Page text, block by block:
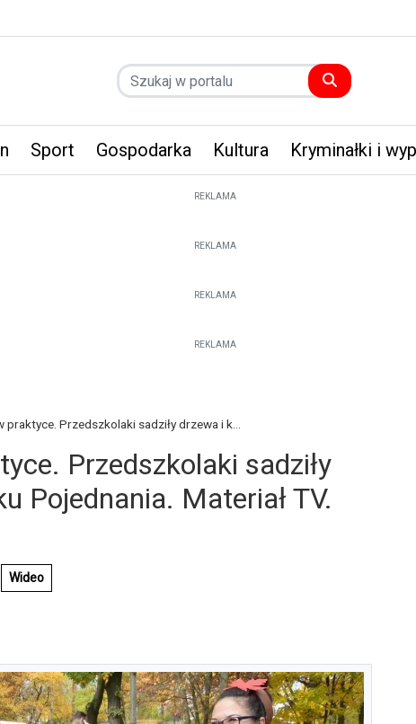
Sport Gospodarka Kultura Kryminałki i
REKLAMA
REKLAMA
REKLAMA
REKLAMA
Przedszkolaki sadziły drzewa i k...
Przedszkolaki sadziły
Pojednania. Materiał TV.
Wideo